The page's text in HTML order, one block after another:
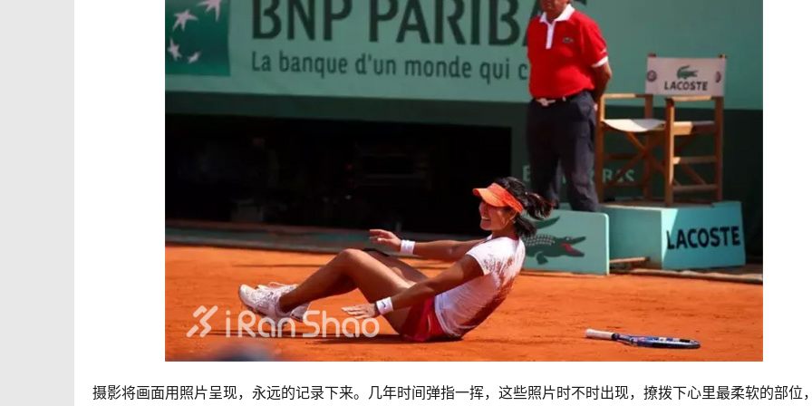
摄影将画面用照片呈现，永远的记录下来。几年时间弹指一挥，这些照片时不时出现，撩拨下心里最柔软的部位